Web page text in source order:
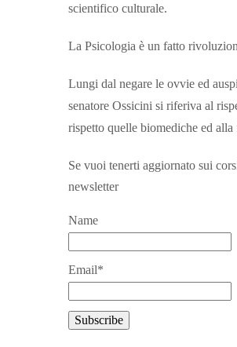
scientifico culturale.
La Psicologia è un fatto
Lungi dal negare le ovvie ed
senatore Ossicini si riferiva al
rispetto quelle biomediche ed
Se vuoi tenerti aggiornato sui
newsletter
Name
Email*